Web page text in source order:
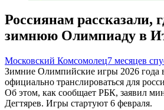
Россиянам рассказали,
зимнюю Олимпиаду в
Московский Комсомолец7 месяцев
Зимние Олимпийские игры 2026 года
официально транслироваться для
Об этом, как сообщает РБК, заявил
Дегтярев. Игры стартуют 6 февраля.